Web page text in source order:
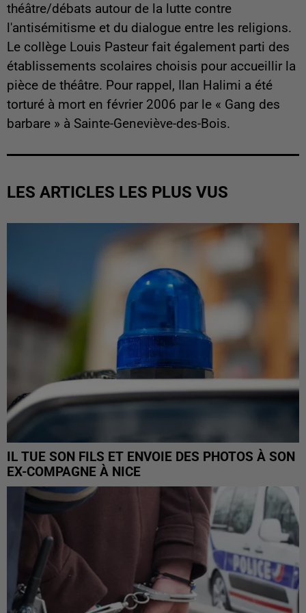
théâtre/débats autour de la lutte contre
l'antisémitisme et du dialogue entre les religions.
Le collège Louis Pasteur fait également parti des
établissements scolaires choisis pour accueillir la
pièce de théâtre. Pour rappel, Ilan Halimi a été
torturé à mort en février 2006 par le « Gang des
barbare » à Sainte-Geneviève-des-Bois.
LES ARTICLES LES PLUS VUS
IL TUE SON FILS ET ENVOIE DES PHOTOS À SON
EX-COMPAGNE À NICE